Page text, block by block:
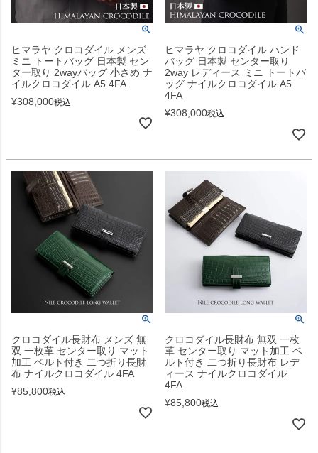
ヒマラヤ クロコダイル メンズ
ミニ トートバッグ 日本製 セン
ター取り 2wayバッグ 小さめ ナ
イルクロコダイル A5 4FA
¥308,000税込
ヒマラヤ クロコダイル ハンド
バッグ 日本製 センター取り
2way レディース ミニ トートバ
ッグ ナイルクロコダイル A5
4FA
¥308,000税込
クロコダイル長財布 メンズ 無
双 一枚革 センター取り マット
加工 ベルト付き 二つ折り長財
布 ナイルクロコダイル 4FA
¥85,800税込
クロコダイル長財布 無双 一枚
革 センター取り マット加工 ベ
ルト付き 二つ折り長財布 レデ
ィース ナイルクロコダイル
4FA
¥85,800税込